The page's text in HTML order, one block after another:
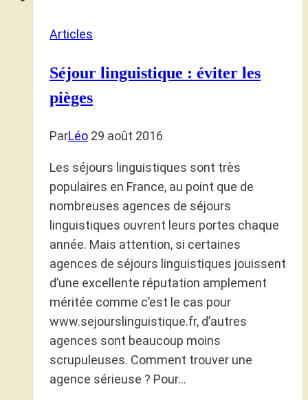
Articles
Séjour linguistique : éviter les
pièges
ParLéo 29 août 2016
Les séjours linguistiques sont très
populaires en France, au point que de
nombreuses agences de séjours
linguistiques ouvrent leurs portes chaque
année. Mais attention, si certaines
agences de séjours linguistiques jouissent
d’une excellente réputation amplement
méritée comme c’est le cas pour
www.sejourslinguistique.fr, d’autres
agences sont beaucoup moins
scrupuleuses. Comment trouver une
agence sérieuse ? Pour…